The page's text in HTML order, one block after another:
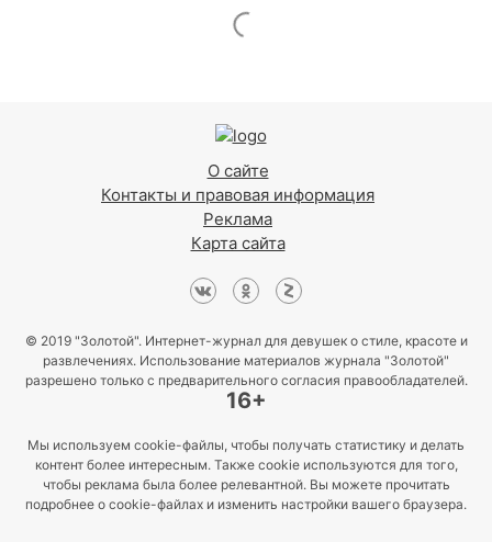
О сайте
Контакты и правовая информация
Реклама
Карта сайта
© 2019 "Золотой". Интернет-журнал для девушек о стиле, красоте и
развлечениях. Использование материалов журнала "Золотой"
разрешено только с предварительного согласия правообладателей.
16+
Мы используем cookie-файлы, чтобы получать статистику и делать
контент более интересным. Также cookie используются для того,
чтобы реклама была более релевантной. Вы можете прочитать
подробнее о cookie-файлах и изменить настройки вашего браузера.